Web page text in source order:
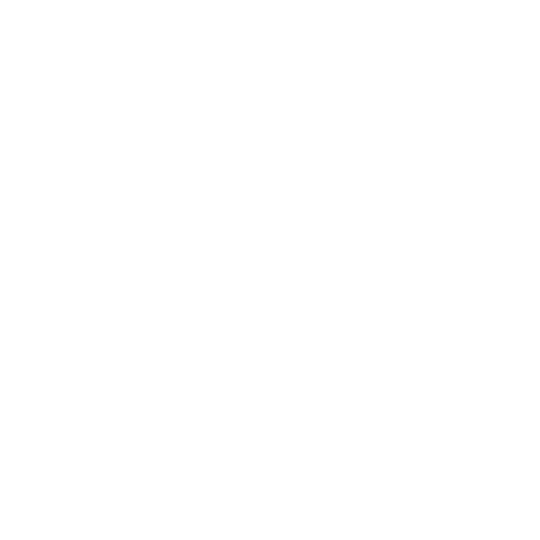
させていただ
了承ください。
き作成されるも
ようお願いしま
です。
ありません。
ず変更すること
1000ppm以下、
下、フタル酸ジブチ
ない年数を意
貨物等」とい
可)を取得する
要な手段を講じ
ムロン制御